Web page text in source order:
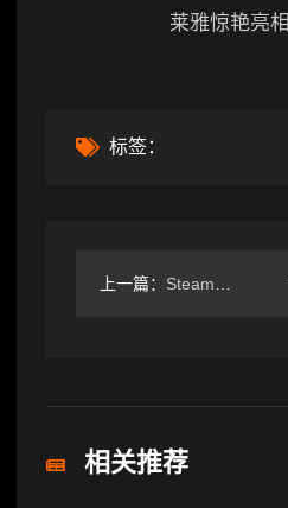
标签：
上一篇： Steam热门游戏榜单揭晓！你最期待哪款？
相关推荐